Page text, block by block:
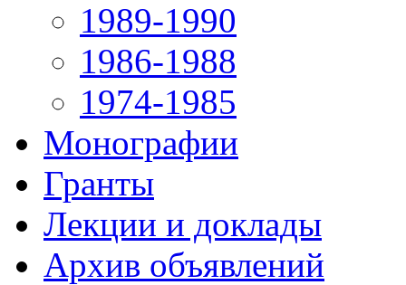
1989-1990
1986-1988
1974-1985
Монографии
Гранты
Лекции и доклады
Архив объявлений